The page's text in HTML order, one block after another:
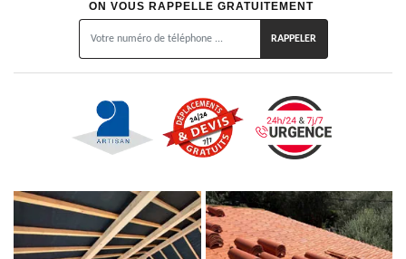
ON VOUS RAPPELLE GRATUITEMENT